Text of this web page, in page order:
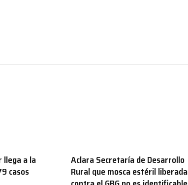
llega a la
casos
Aclara Secretaría de Desarrollo
Rural que mosca estéril liberada